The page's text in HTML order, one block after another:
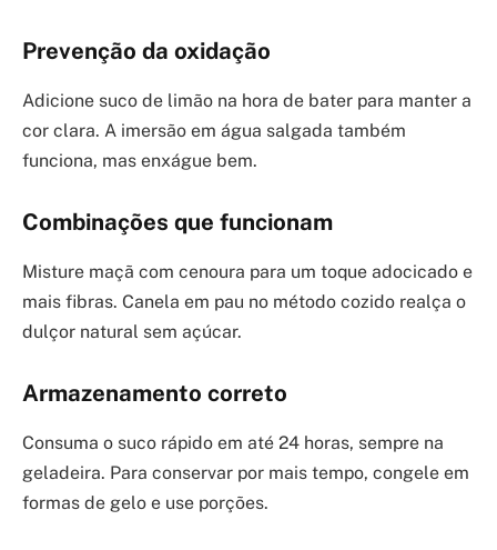
Prevenção da oxidação
Adicione suco de limão na hora de bater para manter a
cor clara. A imersão em água salgada também
funciona, mas enxágue bem.
Combinações que funcionam
Misture maçã com cenoura para um toque adocicado e
mais fibras. Canela em pau no método cozido realça o
dulçor natural sem açúcar.
Armazenamento correto
Consuma o suco rápido em até 24 horas, sempre na
geladeira. Para conservar por mais tempo, congele em
formas de gelo e use porções.